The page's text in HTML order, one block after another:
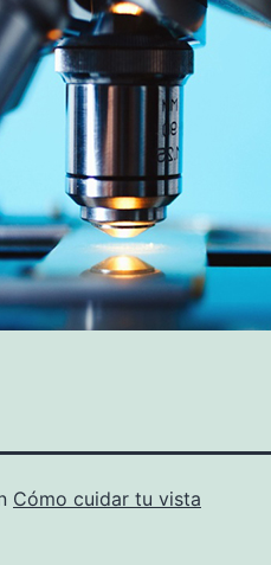
Cómo cuidar tu vista